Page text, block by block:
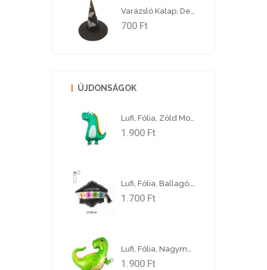
Varázsló Kalap, Denevér Mintával
700 Ft
ÚJDONSÁGOK
Lufi, Fólia, Zöld Mosolygó Dinoszaurusz, 70 Cm
1.900 Ft
1.700 Ft
1.900 Ft